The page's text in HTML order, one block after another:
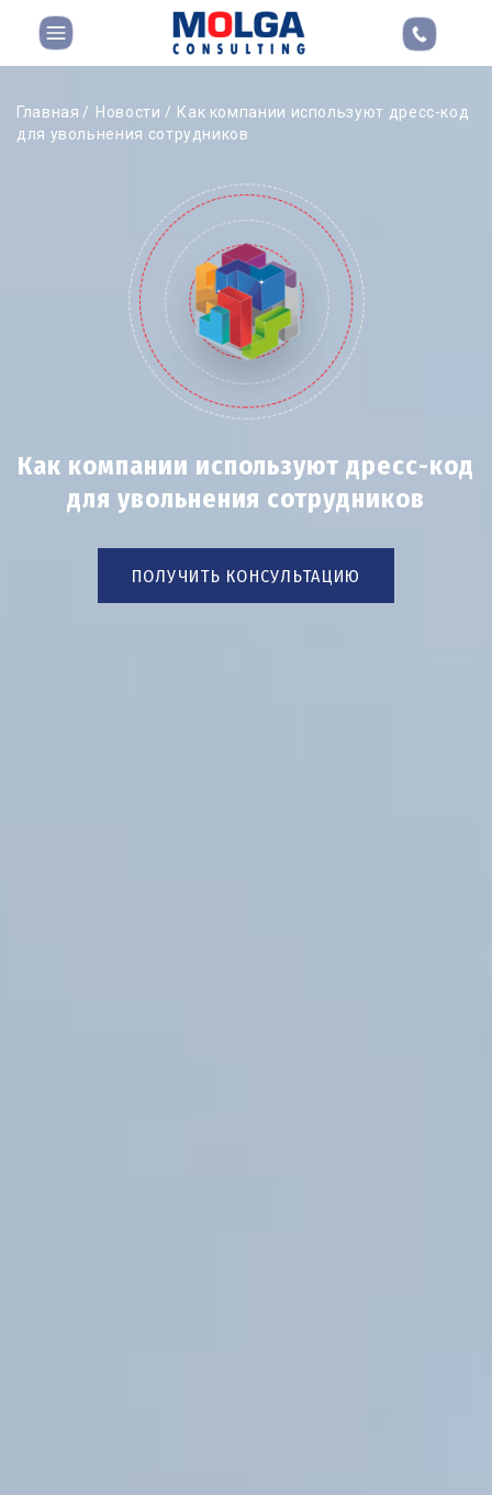
Главная Новости
Как компании используют дресс-код
для увольнения сотрудников
Как компании используют дресс-код
для увольнения сотрудников
ПОЛУЧИТЬ КОНСУЛЬТАЦИЮ